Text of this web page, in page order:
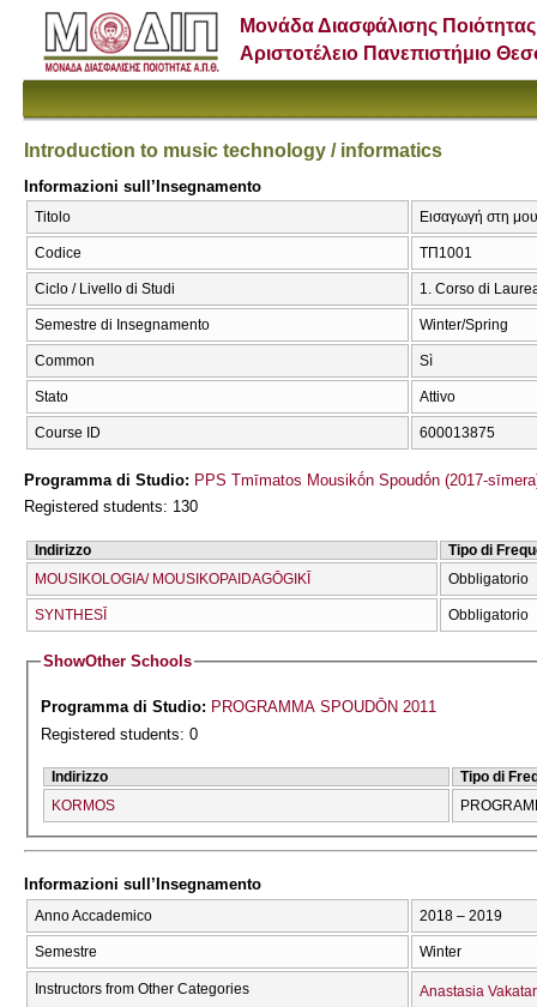
Μονάδα Διασφάλισης Ποιότητας
Αριστοτέλειο Πανεπιστήμιο
Introduction to music technology / informatics
Informazioni sull’Insegnamento
Titolo Εισαγωγή στη
Codice ΤΠ1001
Ciclo / Livello di Studi 1. Corso di
Semestre di Insegnamento Winter/Spring
Common Sì
Stato Attivo
Course ID 600013875
Programma di Studio: PPS Tmīmatos Mousikṓn Spoudṓn (2017-
Registered students: 130
Indirizzo
Tipo di
MOUSIKOLOGIA/ MOUSIKOPAIDAGŌGIKĪ
Obbligatorio
SYNTHESĪ Obbligatorio
ShowOther Schools
Programma di Studio: PROGRAMMA SPOUDŌN 2011
Registered students: 0
Indirizzo
Tipo di
KORMOS
Informazioni sull’Insegnamento
Anno Accademico 2018 – 2019
Semestre Winter
Instructors from Other Categories Anastasia